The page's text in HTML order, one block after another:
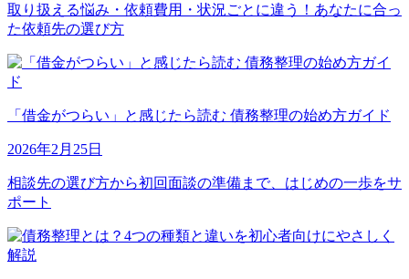
取り扱える悩み・依頼費用・状況ごとに違う！あなたに合っ
た依頼先の選び方
「借金がつらい」と感じたら読む 債務整理の始め方ガイド
2026年2月25日
相談先の選び方から初回面談の準備まで、はじめの一歩をサ
ポート